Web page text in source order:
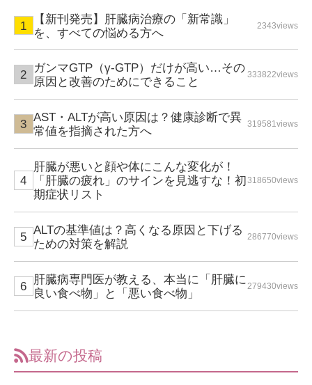
【新刊発売】肝臓病治療の「新常識」
を、すべての悩める方へ
2343views
ガンマGTP（γ-GTP）だけが高い…その
原因と改善のためにできること
333822views
AST・ALTが高い原因は？健康診断で異
常値を指摘された方へ
319581views
肝臓が悪いと顔や体にこんな変化が！
「肝臓の疲れ」のサインを見逃すな！初
期症状リスト
318650views
ALTの基準値は？高くなる原因と下げる
ための対策を解説
286770views
肝臓病専門医が教える、本当に「肝臓に
良い食べ物」と「悪い食べ物」
279430views
最新の投稿